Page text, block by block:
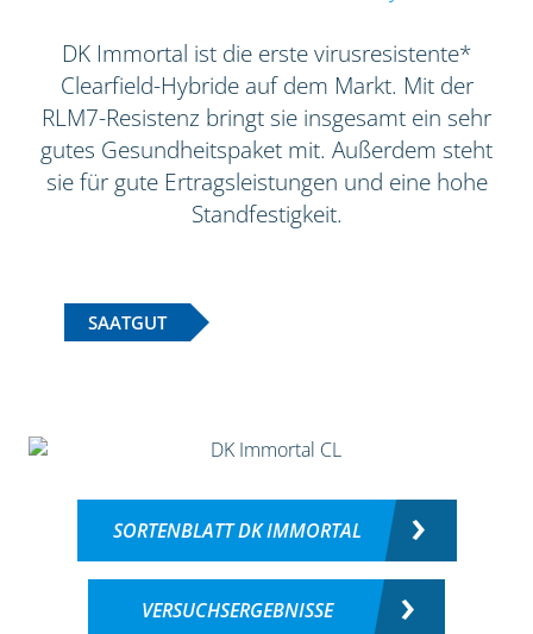
DK Immortal ist die erste virusresistente*
Clearfield-Hybride auf dem Markt. Mit der
RLM7-Resistenz bringt sie insgesamt ein sehr
gutes Gesundheitspaket mit. Außerdem steht
sie für gute Ertragsleistungen und eine hohe
Standfestigkeit.
SAATGUT
SORTENBLATT DK IMMORTAL
VERSUCHSERGEBNISSE